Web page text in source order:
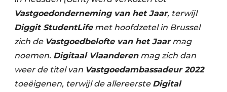
HVAC
Interieurarchitectuur
Keukens
Renovatie
Vastgoedonderneming van het Jaar, terwijl
Diggit StudentLifemet hoofdzetel in Brussel
zich de Vastgoedbelofte van het Jaarmag
noemen. Digitaal Vlaanderenmag zich dan
weer de titel van Vastgoedambassadeur 2022
toeëigenen, terwijl de allereerste Digital